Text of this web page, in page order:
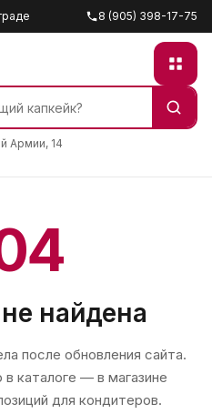
8 (905) 398-17-75
Армии, 14
найдена
после обновления сайта.
каталоге — в магазине
для кондитеров.